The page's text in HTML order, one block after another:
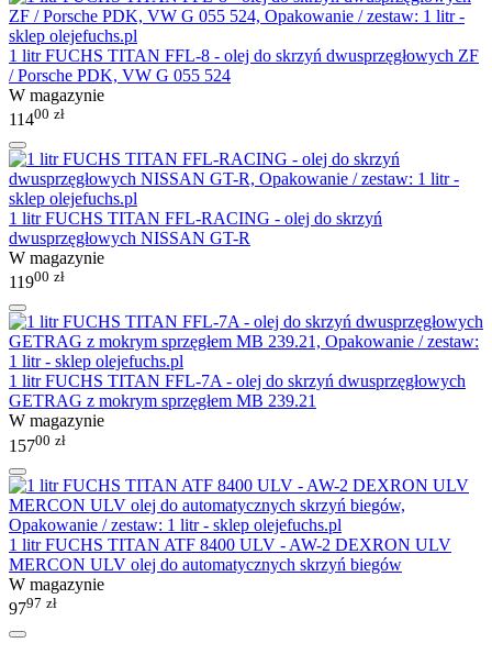
1 litr FUCHS TITAN FFL-8 - olej do skrzyń dwusprzęgłowych ZF
/ Porsche PDK, VW G 055 524
W magazynie
11400 zł
1 litr FUCHS TITAN FFL-RACING - olej do skrzyń
dwusprzęgłowych NISSAN GT-R
W magazynie
11900 zł
1 litr FUCHS TITAN FFL-7A - olej do skrzyń dwusprzęgłowych
GETRAG z mokrym sprzęgłem MB 239.21
W magazynie
15700 zł
1 litr FUCHS TITAN ATF 8400 ULV - AW-2 DEXRON ULV
MERCON ULV olej do automatycznych skrzyń biegów
W magazynie
9797 zł